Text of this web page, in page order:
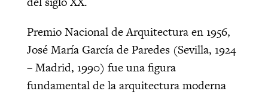
Premio Nacional de Arquitectura en 1956,
José María García de Paredes (Sevilla, 1924
– Madrid, 1990) fue una figura
fundamental de la arquitectura moderna